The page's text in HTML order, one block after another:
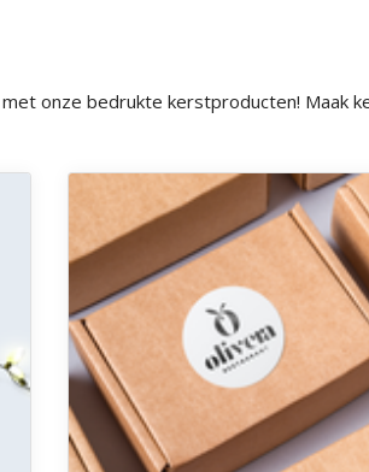
onze bedrukte kerstproducten! Maak
Ontdek meer Kleine Stickers